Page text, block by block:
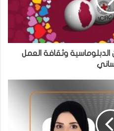
الدبلوماسية وثقافة العمل